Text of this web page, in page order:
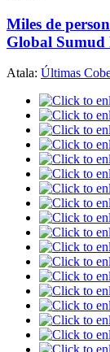
Miles de
Global Sumud
Atala: Últimas